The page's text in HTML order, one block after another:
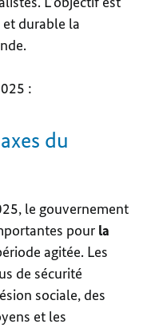
durable la
:
du
le gouvernement
pour la
agitée. Les
de sécurité
sociale, des
et les